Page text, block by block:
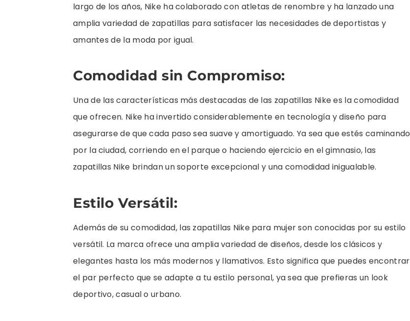
largo de los años, Nike ha colaborado con atletas de renombre y ha lanzado una
amplia variedad de zapatillas para satisfacer las necesidades de deportistas y
amantes de la moda por igual.
Comodidad sin Compromiso:
Una de las características más destacadas de las zapatillas Nike es la comodidad
que ofrecen. Nike ha invertido considerablemente en tecnología y diseño para
asegurarse de que cada paso sea suave y amortiguado. Ya sea que estés caminando
por la ciudad, corriendo en el parque o haciendo ejercicio en el gimnasio, las
zapatillas Nike brindan un soporte excepcional y una comodidad inigualable.
Estilo Versátil:
Además de su comodidad, las zapatillas Nike para mujer son conocidas por su estilo
versátil. La marca ofrece una amplia variedad de diseños, desde los clásicos y
elegantes hasta los más modernos y llamativos. Esto significa que puedes encontrar
el par perfecto que se adapte a tu estilo personal, ya sea que prefieras un look
deportivo, casual o urbano.